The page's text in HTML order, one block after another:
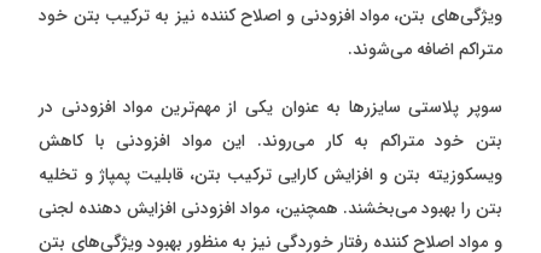
ویژگی‌های بتن، مواد افزودنی و اصلاح کننده نیز به ترکیب بتن خود
متراکم اضافه می‌شوند.
سوپر پلاستی سایزرها به عنوان یکی از مهم‌ترین مواد افزودنی در
بتن خود متراکم به کار می‌روند. این مواد افزودنی با کاهش
ویسکوزیته بتن و افزایش کارایی ترکیب بتن، قابلیت پمپاژ و تخلیه
بتن را بهبود می‌بخشند. همچنین، مواد افزودنی افزایش دهنده لجنی
و مواد اصلاح کننده رفتار خوردگی نیز به منظور بهبود ویژگی‌های بتن